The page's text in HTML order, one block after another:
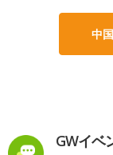
中
GWイベ